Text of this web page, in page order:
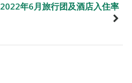
2022年6月旅行团及酒店入住率